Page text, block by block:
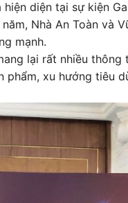
diện tại sự kiện
Nhà An Toàn và
mạnh.
lại rất nhiều
xu hướng tiêu